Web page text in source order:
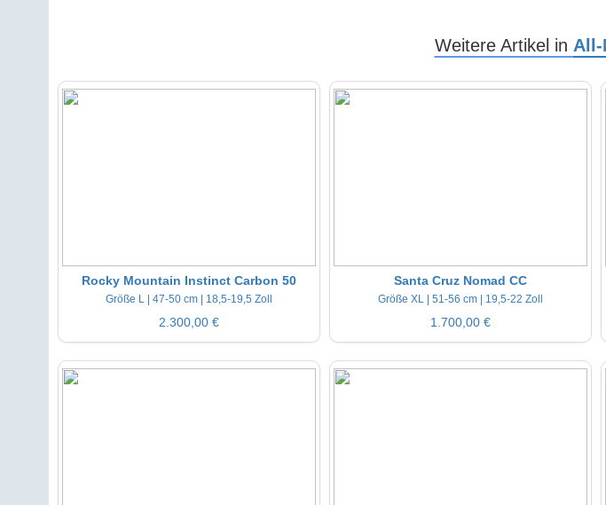
Weitere Artikel in All-
Rocky Mountain Instinct Carbon 50
Größe L | 47-50 cm | 18,5-19,5 Zoll
2.300,00 €
Santa Cruz Nomad CC
Größe XL | 51-56 cm | 19,5-22 Zoll
1.700,00 €